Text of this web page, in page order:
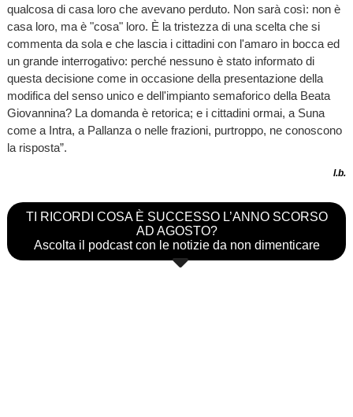
qualcosa di casa loro che avevano perduto. Non sarà così: non è
casa loro, ma è "cosa" loro. È la tristezza di una scelta che si
commenta da sola e che lascia i cittadini con l'amaro in bocca ed
un grande interrogativo: perché nessuno è stato informato di
questa decisione come in occasione della presentazione della
modifica del senso unico e dell'impianto semaforico della Beata
Giovannina? La domanda è retorica; e i cittadini ormai, a Suna
come a Intra, a Pallanza o nelle frazioni, purtroppo, ne conoscono
la risposta”.
l.b.
TI RICORDI COSA È SUCCESSO L’ANNO SCORSO
AD AGOSTO?
Ascolta il podcast con le notizie da non dimenticare